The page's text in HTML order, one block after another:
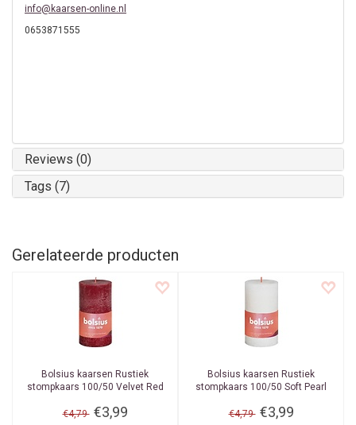
info@kaarsen-online.nl
0653871555
Reviews (0)
Tags (7)
Gerelateerde producten
Bolsius kaarsen Rustiek
stompkaars 100/50 Velvet Red
€4,79 €3,99
Bolsius kaarsen Rustiek
stompkaars 100/50 Soft Pearl
€4,79 €3,99